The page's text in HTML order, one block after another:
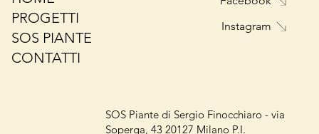
PROGETTI
SOS PIANTE
CONTATTI
SOS Piante di Sergio Finocchiaro - via
Soperga, 43 20127 Milano P.I.
Instagram